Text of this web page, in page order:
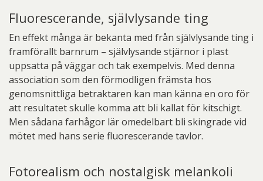
Fluorescerande, självlysande ting
En effekt många är bekanta med från självlysande ting i
framförallt barnrum – självlysande stjärnor i plast
uppsatta på väggar och tak exempelvis. Med denna
association som den förmodligen främsta hos
genomsnittliga betraktaren kan man känna en oro för
att resultatet skulle komma att bli kallat för kitschigt.
Men sådana farhågor lär omedelbart bli skingrade vid
mötet med hans serie fluorescerande tavlor.
Fotorealism och nostalgisk melankoli